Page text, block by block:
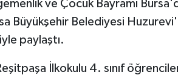
ve Çocuk Bayramı
Büyükşehir Belediyesi
paylaştı.
İlkokulu 4. sınıf